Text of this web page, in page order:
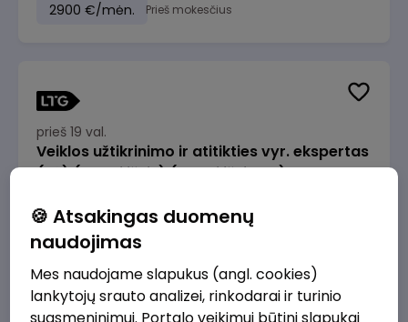
2900 €/mėn. Prieš mokesčius
prieš 19 val.
Veiklos užtikrinimo ir atitikties vyr. ekspertas
(-ė) (Radviliškis) (Radviliškis, LT)
2610 - 3910 €/mėn.
🍪 Atsakingas duomenų
naudojimas
Mes naudojame slapukus (angl. cookies)
lankytojų srauto analizei, rinkodarai ir turinio